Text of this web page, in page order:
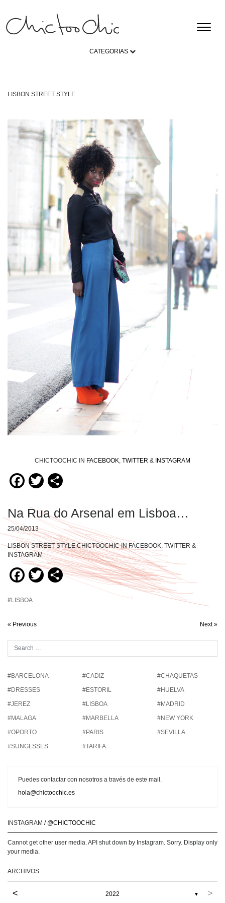
CATEGORIAS
LISBON STREET STYLE
CHICTOOCHIC IN FACEBOOK, TWITTER & INSTAGRAM
Facebook
Twitter
Na Rua do Arsenal em Lisboa…
25/04/2013
LISBON STREET STYLE CHICTOOCHIC IN FACEBOOK, TWITTER &
INSTAGRAM
Facebook
TwitterCompartir
#LISBOA
« Previous Next »
#BARCELONA #CADIZ
#CHAQUETAS
#DRESSES
#ESTORIL
#HUELVA
#JEREZ
#LISBOA
#MADRID
#MALAGA
#MARBELLA
#NEW YORK
#OPORTO
#PARIS
#SEVILLA
#SUNGLSSES
#TARIFA
Puedes contactar con nosotros a través de este mail.
hola@chictoochic.es
INSTAGRAM / @CHICTOOCHIC
Cannot get other user media. API shut down by Instagram. Sorry. Display only
your media.
ARCHIVOS
< 2022 ▼ >